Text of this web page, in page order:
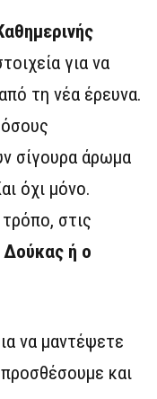
για να
τη νέα έρευνα.
σίγουρα άρωμα
όχι μόνο.
στις
Δούκας ή ο
να μαντέψετε
και